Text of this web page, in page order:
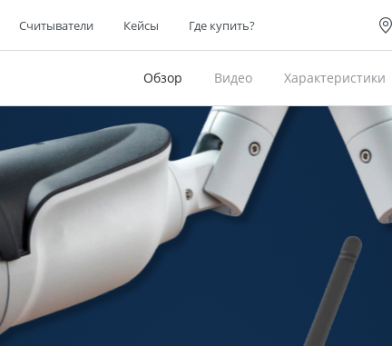
Считыватели Кейсы Где купить?
Обзор Видео Характеристики